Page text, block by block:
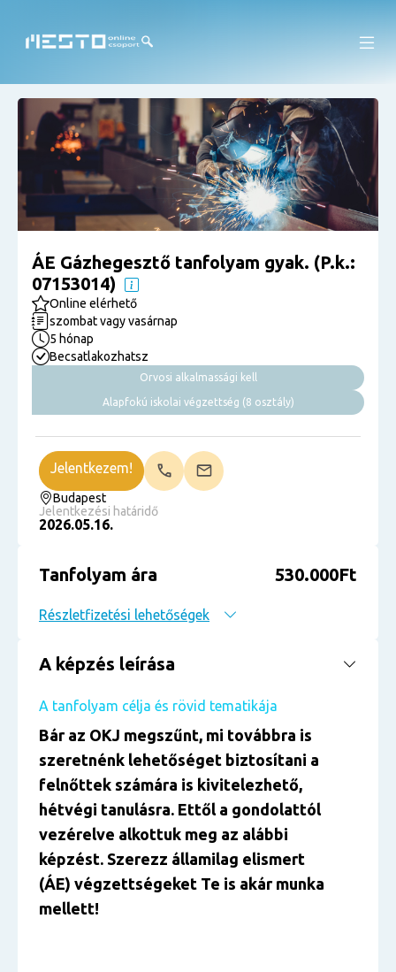
ÁE Gázhegesztő tanfolyam gyak. (P.k.:
07153014)
Online elérhető
szombat vagy vasárnap
5 hónap
Becsatlakozhatsz
Orvosi alkalmassági kell
Alapfokú iskolai végzettség (8 osztály)
Budapest
Jelentkezési határidő
2026.05.16.
Jelentkezem!
Tanfolyam ára 530.000Ft
Részletfizetési lehetőségek
A képzés leírása
A tanfolyam célja és rövid tematikája
Bár az OKJ megszűnt, mi továbbra is
szeretnénk lehetőséget biztosítani a
felnőttek számára is kivitelezhető,
hétvégi tanulásra. Ettől a gondolattól
vezérelve alkottuk meg az alábbi
képzést. Szerezz államilag elismert
(ÁE) végzettségeket Te is akár munka
mellett!